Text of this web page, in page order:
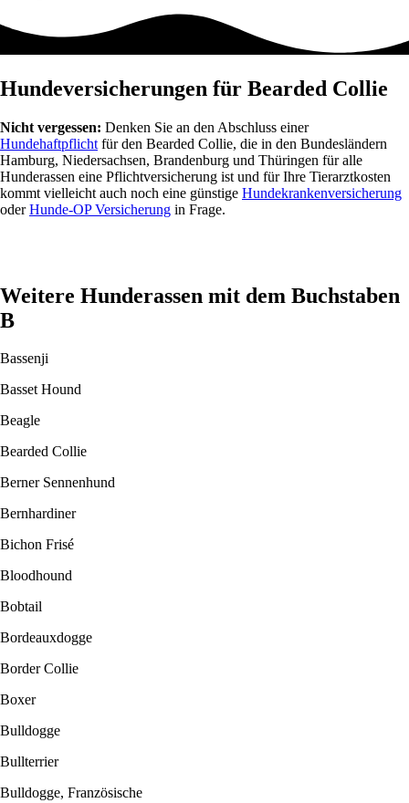
Hundeversicherungen für Bearded Collie
Nicht vergessen: Denken Sie an den Abschluss einer
Hundehaftpflicht für den Bearded Collie, die in den Bundesländern
Hamburg, Niedersachsen, Brandenburg und Thüringen für alle
Hunderassen eine Pflichtversicherung ist und für Ihre Tierarztkosten
kommt vielleicht auch noch eine günstige Hundekrankenversicherung
oderHunde-OP Versicherung in Frage.
Weitere Hunderassen mit dem Buchstaben
B
Bassenji
Basset Hound
Beagle
Bearded Collie
Berner Sennenhund
Bernhardiner
Bichon Frisé
Bloodhound
Bobtail
Bordeauxdogge
Border Collie
Boxer
Bulldogge
Bullterrier
Bulldogge, Französische